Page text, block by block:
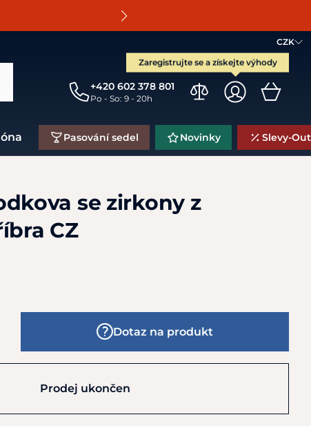
CZK
Zaregistrujte se a získejte výhody
+420 602 378 801
Po - So: 9 - 20h
Pasování sedel Novinky Slevy-
se zirkony z
CZ
Dotaz na produkt
Prodej ukončen